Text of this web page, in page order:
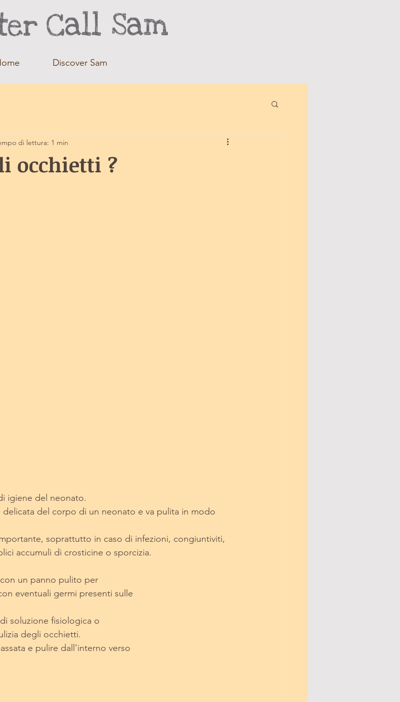
Discover Sam
occhietti ?
di lettura: 1 min
igiene del neonato.
del corpo di un neonato e va pulita in modo
soprattutto in caso di infezioni, congiuntiviti,
accumuli di crosticine o sporcizia.
un panno pulito per
con eventuali germi presenti sulle
soluzione fisiologica o
degli occhietti.
passata e pulire dall’interno verso